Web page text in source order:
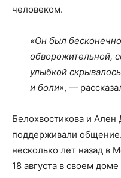
человеком.
«Он был
обворожительной,
улыбкой
и боли», —
Белохвостикова и
поддерживали
несколько лет назад в
18 августа в своем